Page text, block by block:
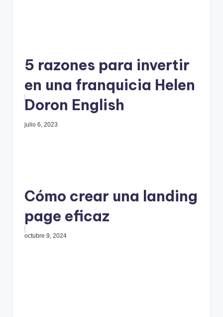
5 razones para invertir
en una franquicia Helen
Doron English
julio 6, 2023
Cómo crear una landing
page eficaz
octubre 9, 2024